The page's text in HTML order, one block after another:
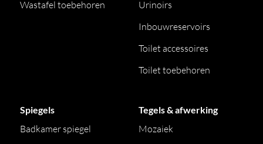
Wastafel toebehoren
Urinoirs
Inbouwreservoirs
Toilet accessoires
Toilet toebehoren
Spiegels
Badkamer spiegel
Tegels & afwerking
Mozaiek